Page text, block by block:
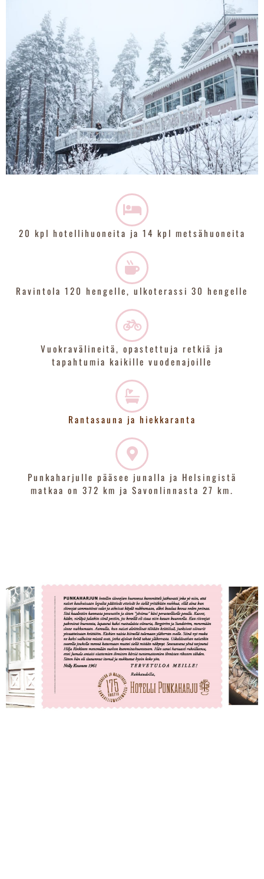
20 kpl hotellihuoneita ja 14 kpl metsähuoneita
Ravintola 120 hengelle, ulkoterassi 30 hengelle
Vuokravälineitä, opastettuja retkiä ja
tapahtumia kaikille vuodenajoille
Rantasauna ja hiekkaranta
Punkaharjulle pääsee junalla ja Helsingistä
matkaa on 372 km ja Savonlinnasta 27 km.